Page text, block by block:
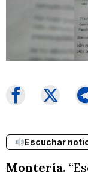
Escuchar
Montería.